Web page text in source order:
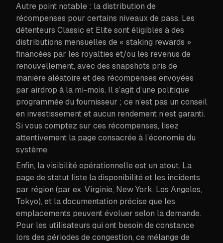
Autre point notable : la distribution de
récompenses pour certains niveaux de pass. Les
détenteurs Classic et Elite sont éligibles à des
distributions mensuelles de « staking rewards »
financées par les royalties et/ou les revenus de
renouvellement, avec des snapshots pris de
manière aléatoire et des récompenses envoyées
par airdrop à la mi-mois. Il s’agit d’une politique
programmée du fournisseur ; ce n’est pas un conseil
en investissement et aucun rendement n’est garanti.
Si vous comptez sur ces récompenses, lisez
attentivement la page consacrée à l’économie du
système.
Enfin, la visibilité opérationnelle est un atout. La
page de statut liste la disponibilité et les incidents
par région (par ex. Virginie, New York, Los Angeles,
Tokyo), et la documentation précise que les
emplacements peuvent évoluer selon la demande.
Pour les utilisateurs qui ont besoin de constance
lors des périodes de congestion, ce mélange de